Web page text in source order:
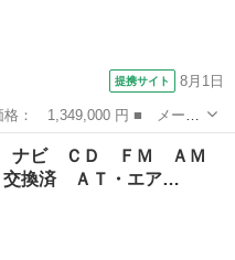
提携サイト 8月1日
カスタム ■ グレード
奈川仕入／純正８インチナビ
ナビ ＣＤ ＦＭ ＡＭ
交換済 ＡＴ・エア…